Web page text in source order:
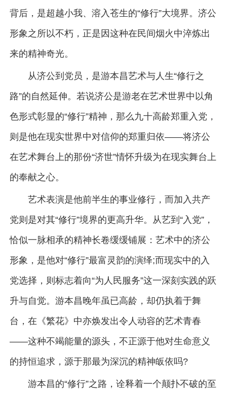
背后，是超越小我、溶入苍生的“修行”大境界。济公
形象之所以不朽，正是因这种在民间烟火中淬炼出
来的精神奇光。
从济公到党员，是游本昌艺术与人生“修行之
路”的自然延伸。若说济公是游老在艺术世界中以角
色形式彰显的“修行”精神，那么九十高龄郑重入党，
则是他在现实世界中对信仰的郑重归依——将济公
在艺术舞台上的那份“济世”情怀升级为在现实舞台上
的奉献之心。
艺术表演是他前半生的事业修行，而加入共产
党则是对其“修行”境界的更高升华。从艺到“入党”，
恰似一脉相承的精神长卷缓缓铺展：艺术中的济公
形象，是他对“修行”最富灵韵的演绎;而现实中的入
党选择，则标志着向“为人民服务”这一深刻实践的跃
升与自觉。游本昌晚年虽已高龄，却仍执着于舞
台，在《繁花》中亦焕发出令人动容的艺术青春
——这种不竭能量的源头，不正源于他对生命意义
的持恒追求，源于那最为深沉的精神皈依吗?
游本昌的“修行”之路，诠释着一个颠扑不破的至